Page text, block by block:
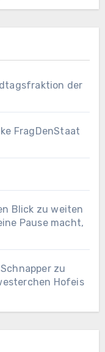
der
FragDenStaat
Blick zu weiten
Pause macht,
zu
Hofeis